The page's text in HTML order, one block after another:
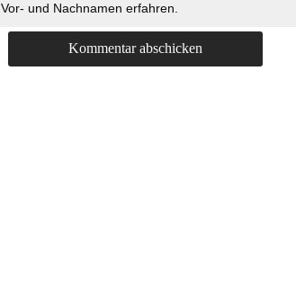
Vor- und Nachnamen erfahren.